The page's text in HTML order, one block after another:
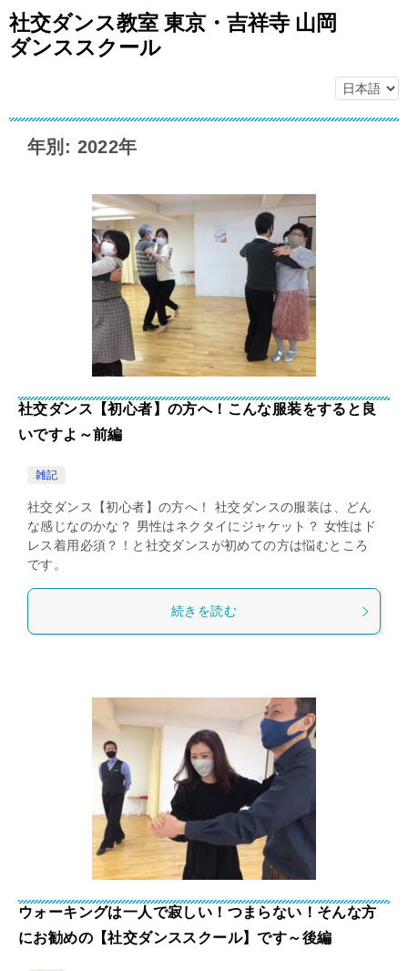
社交ダンス教室 東京・吉祥寺 山岡
ダンススクール
年別: 2022年
社交ダンス【初心者】の方へ！こんな服装をすると良
いですよ～前編
雑記
社交ダンス【初心者】の方へ！ 社交ダンスの服装は、どん
な感じなのかな？ 男性はネクタイにジャケット？ 女性はド
レス着用必須？！と社交ダンスが初めての方は悩むところ
です。
続きを読む
ウォーキングは一人で寂しい！つまらない！そんな方
にお勧めの【社交ダンススクール】です～後編